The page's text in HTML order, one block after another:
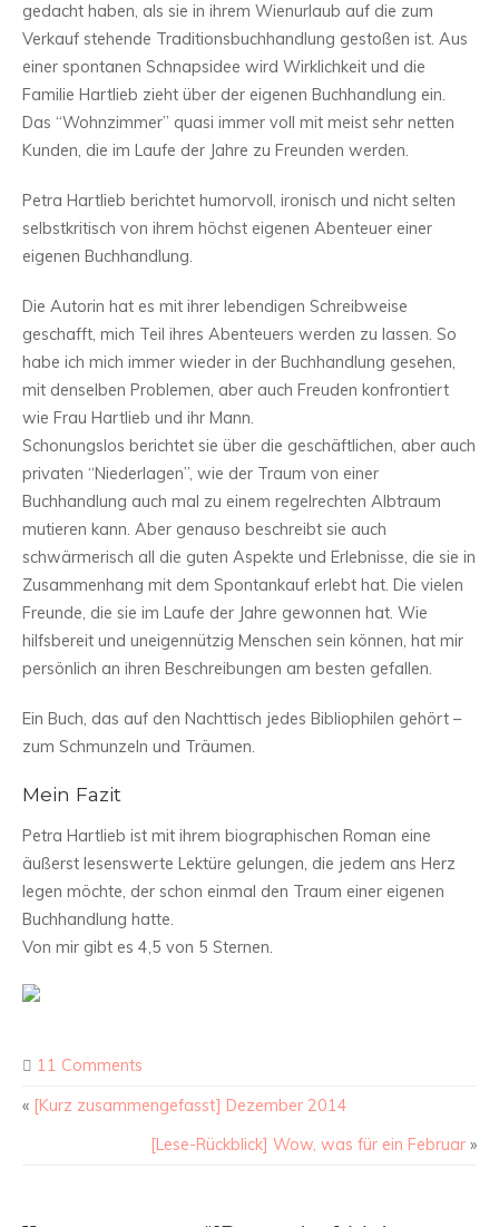
gedacht haben, als sie in ihrem Wienurlaub auf die zum
Verkauf stehende Traditionsbuchhandlung gestoßen ist. Aus
einer spontanen Schnapsidee wird Wirklichkeit und die
Familie Hartlieb zieht über der eigenen Buchhandlung ein.
Das “Wohnzimmer” quasi immer voll mit meist sehr netten
Kunden, die im Laufe der Jahre zu Freunden werden.
Petra Hartlieb berichtet humorvoll, ironisch und nicht selten
selbstkritisch von ihrem höchst eigenen Abenteuer einer
eigenen Buchhandlung.
Die Autorin hat es mit ihrer lebendigen Schreibweise
geschafft, mich Teil ihres Abenteuers werden zu lassen. So
habe ich mich immer wieder in der Buchhandlung gesehen,
mit denselben Problemen, aber auch Freuden konfrontiert
wie Frau Hartlieb und ihr Mann.
Schonungslos berichtet sie über die geschäftlichen, aber auch
privaten “Niederlagen”, wie der Traum von einer
Buchhandlung auch mal zu einem regelrechten Albtraum
mutieren kann. Aber genauso beschreibt sie auch
schwärmerisch all die guten Aspekte und Erlebnisse, die sie in
Zusammenhang mit dem Spontankauf erlebt hat. Die vielen
Freunde, die sie im Laufe der Jahre gewonnen hat. Wie
hilfsbereit und uneigennützig Menschen sein können, hat mir
persönlich an ihren Beschreibungen am besten gefallen.
Ein Buch, das auf den Nachttisch jedes Bibliophilen gehört –
zum Schmunzeln und Träumen.
Mein Fazit
Petra Hartlieb ist mit ihrem biographischen Roman eine
äußerst lesenswerte Lektüre gelungen, die jedem ans Herz
legen möchte, der schon einmal den Traum einer eigenen
Buchhandlung hatte.
Von mir gibt es 4,5 von 5 Sternen.
11 Comments
« [Kurz zusammengefasst] Dezember 2014
[Lese-Rückblick] Wow, was für ein Februar »